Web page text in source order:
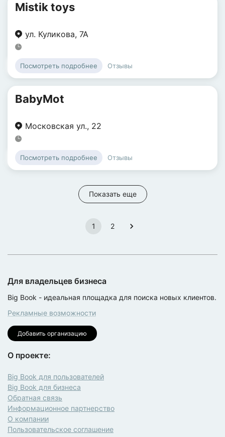
Mistik toys
ул. Куликова, 7А
Посмотреть подробнее Отзывы
BabyMot
Московская ул., 22
Посмотреть подробнее Отзывы
Показать еще
1 2
Для владельцев бизнеса
Big Book - идеальная площадка для поиска новых клиентов.
Рекламные возможности
Добавить организацию
О проекте:
Big Book для пользователей
Big Book для бизнеса
Обратная связь
Информационное партнерство
О компании
Пользовательское соглашение